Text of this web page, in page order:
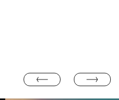
NA 60-LECIE
KATALOG